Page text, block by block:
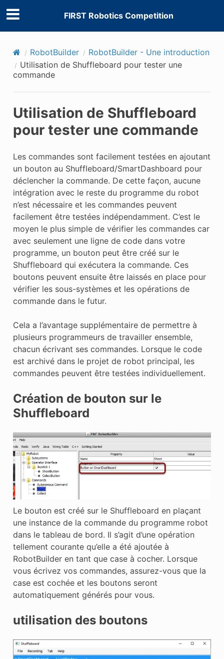
FIRST Robotics Competition
RobotBuilder
RobotBuilder - Une introduction
Utilisation de Shuffleboard pour tester une
commande
Utilisation de Shuffleboard
pour tester une commande
Les commandes sont facilement testées en ajoutant
un bouton au Shuffleboard/SmartDashboard pour
déclencher la commande. De cette façon, aucune
intégration avec le reste du programme du robot
n’est nécessaire et les commandes peuvent
facilement être testées indépendamment. C’est le
moyen le plus simple de vérifier les commandes car
avec seulement une ligne de code dans votre
programme, un bouton peut être créé sur le
Shuffleboard qui exécutera la commande. Ces
boutons peuvent ensuite être laissés en place pour
vérifier les sous-systèmes et les opérations de
commande dans le futur.
Cela a l’avantage supplémentaire de permettre à
plusieurs programmeurs de travailler ensemble,
chacun écrivant ses commandes. Lorsque le code
est archivé dans le projet de robot principal, les
commandes peuvent être testées individuellement.
Création de bouton sur le
Shuffleboard
Le bouton est créé sur le Shuffleboard en plaçant
une instance de la commande du programme robot
dans le tableau de bord. Il s’agit d’une opération
tellement courante qu’elle a été ajoutée à
RobotBuilder en tant que case à cocher. Lorsque
vous écrivez vos commandes, assurez-vous que la
case est cochée et les boutons seront
automatiquement générés pour vous.
utilisation des boutons